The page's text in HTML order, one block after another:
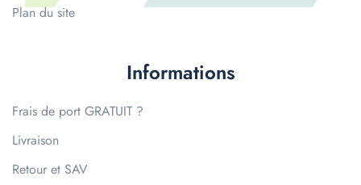
Plan du site
Informations
Frais de port GRATUIT ?
Livraison
Retour et SAV